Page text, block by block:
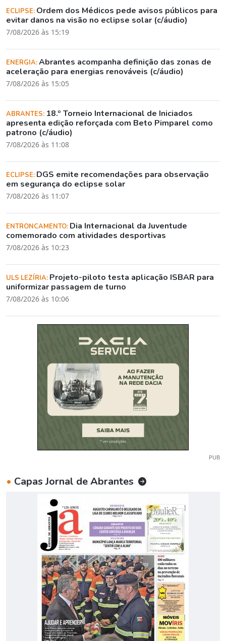
ECLIPSE: Ordem dos Médicos pede avisos públicos para
evitar danos na visão no eclipse solar (c/áudio)
7/08/2026 às 15:19
ENERGIA:Abrantes acompanha definição das zonas de
aceleração para energias renováveis (c/áudio)
7/08/2026 às 15:05
ABRANTES: 18.º Torneio Internacional de Iniciados
apresenta edição reforçada com Beto Pimparel como
patrono (c/áudio)
7/08/2026 às 11:08
ECLIPSE: DGS emite recomendações para observação
em segurança do eclipse solar
7/08/2026 às 11:07
ENTRONCAMENTO: Dia Internacional da Juventude
comemorado com atividades desportivas
7/08/2026 às 10:23
ULS LEZÍRIA: Projeto-piloto testa aplicação ISBAR para
uniformizar passagem de turno
7/08/2026 às 10:06
PUB
• Capas Jornal de Abrantes